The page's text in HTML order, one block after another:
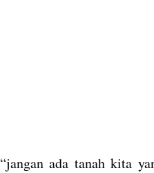
“jangan ada tanah kita